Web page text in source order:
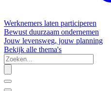
Werknemers laten participeren
Bewust duurzaam ondernemen
Jouw levensweg, jouw planning
Bekijk alle thema's